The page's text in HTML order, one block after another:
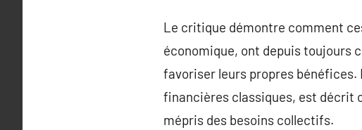
Le critique démontre comment
économique, ont depuis toujours
favoriser leurs propres bénéfices.
financières classiques, est décrit
mépris des besoins collectifs.